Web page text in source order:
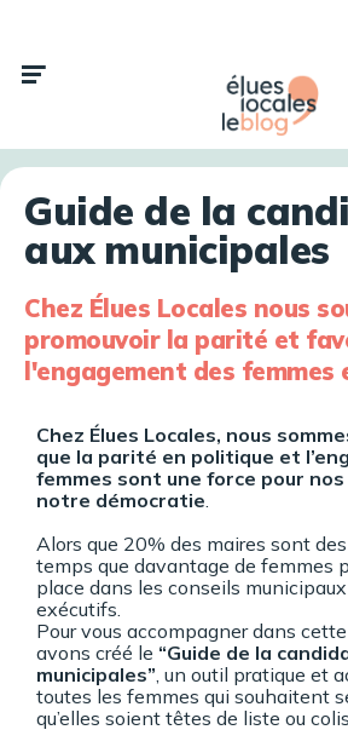
Guide de la
aux municipales
Chez Élues Locales nous
promouvoir la parité et
l'engagement des femmes
Chez Élues Locales, nous
que la parité en politique et
femmes sont une force pour
notre démocratie
Alors que 20% des maires sont
temps que davantage de femmes
place dans les conseils
exécutifs.
Pour vous accompagner dans
avons créé le “Guide de la
municipales” , un outil pratique et
toutes les femmes qui souhaitent
qu’elles soient têtes de liste ou